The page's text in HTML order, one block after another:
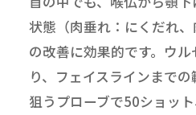
状態（肉垂れ：にくだれ、
の改善に効果的です。ウ
り、フェイスラインまで
狙うプローブで50ショッ